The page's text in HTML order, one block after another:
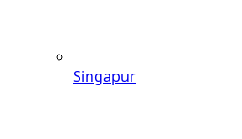
Singapur